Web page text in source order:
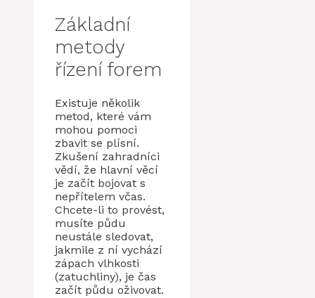
Základní
metody
řízení forem
Existuje několik
metod, které vám
mohou pomoci
zbavit se plísní.
Zkušení zahradníci
vědí, že hlavní věcí
je začít bojovat s
nepřítelem včas.
Chcete-li to provést,
musíte půdu
neustále sledovat,
jakmile z ní vychází
zápach vlhkosti
(zatuchliny), je čas
začít půdu oživovat.